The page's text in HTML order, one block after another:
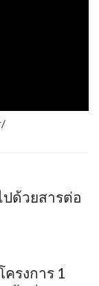
ด้วยสารต่อ
รงการ 1